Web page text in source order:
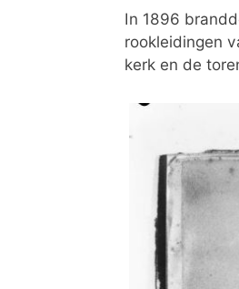
In 1896
rookleidingen
kerk en de